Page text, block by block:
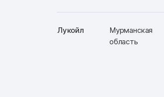
Лукойл
Мурманская
область